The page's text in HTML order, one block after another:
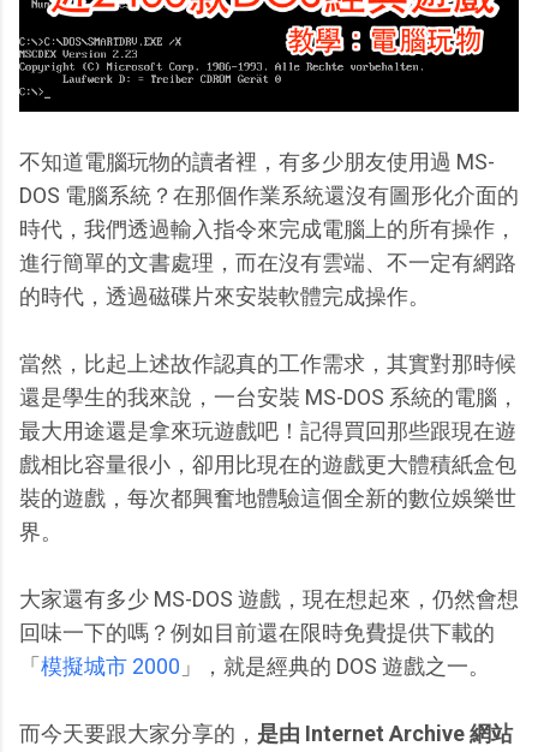
不知道電腦玩物的讀者裡，有多少朋友使用過 MS-
DOS 電腦系統？在那個作業系統還沒有圖形化介面的
時代，我們透過輸入指令來完成電腦上的所有操作，
進行簡單的文書處理，而在沒有雲端、不一定有網路
的時代，透過磁碟片來安裝軟體完成操作。
當然，比起上述故作認真的工作需求，其實對那時候
還是學生的我來說，一台安裝 MS-DOS 系統的電腦，
最大用途還是拿來玩遊戲吧！記得買回那些跟現在遊
戲相比容量很小，卻用比現在的遊戲更大體積紙盒包
裝的遊戲，每次都興奮地體驗這個全新的數位娛樂世
界。
大家還有多少 MS-DOS 遊戲，現在想起來，仍然會想
回味一下的嗎？例如目前還在限時免費提供下載的
「 模擬城市 2000 」，就是經典的 DOS 遊戲之一。
而今天要跟大家分享的， 是由 Internet Archive 網站